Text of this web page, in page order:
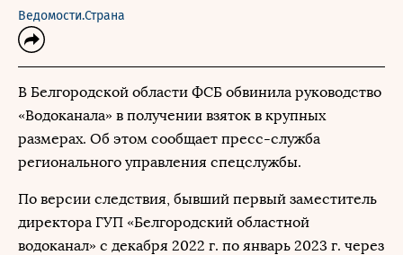
Ведомости.Страна
В Белгородской области ФСБ обвинила руководство
«Водоканала» в получении взяток в крупных
размерах. Об этом сообщает пресс-служба
регионального управления спецслужбы.
По версии следствия, бывший первый заместитель
директора ГУП «Белгородский областной
водоканал» с декабря 2022 г. по январь 2023 г. через